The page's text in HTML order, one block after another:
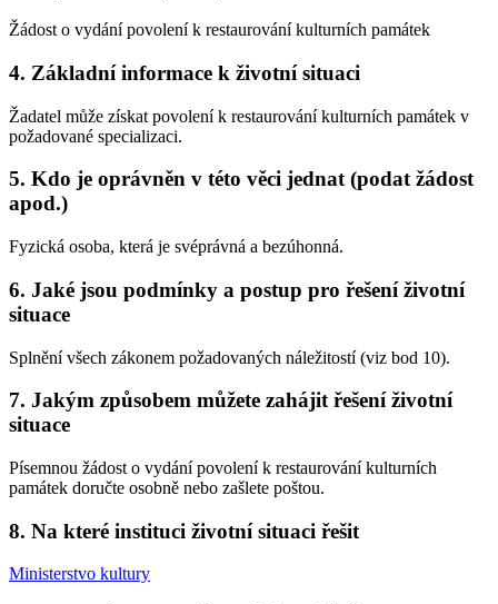
Žádost o vydání povolení k restaurování kulturních památek
4. Základní informace k životní situaci
Žadatel může získat povolení k restaurování kulturních památek v
požadované specializaci.
5. Kdo je oprávněn v této věci jednat (podat žádost
apod.)
Fyzická osoba, která je svéprávná a bezúhonná.
6. Jaké jsou podmínky a postup pro řešení životní
situace
Splnění všech zákonem požadovaných náležitostí (viz bod 10).
7. Jakým způsobem můžete zahájit řešení životní
situace
Písemnou žádost o vydání povolení k restaurování kulturních
památek doručte osobně nebo zašlete poštou.
8. Na které instituci životní situaci řešit
Ministerstvo kultury